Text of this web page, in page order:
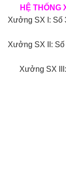
HỆ THỐNG
Xưởng SX I: Số
Xưởng SX II:
Xưởng SX